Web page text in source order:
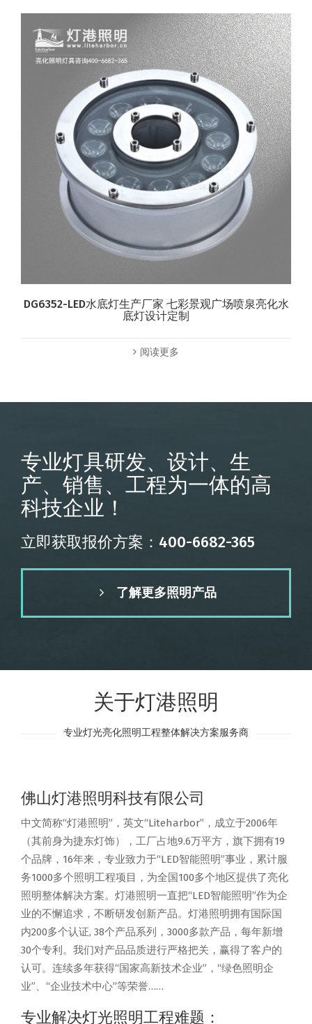
DG6352-LED水底灯生产厂家 七彩景观广场喷泉亮化水
底灯设计定制
阅读更多
专业灯具研发、设计、生
产、销售、工程为一体的高
科技企业！
立即获取报价方案：400-6682-365
了解更多照明产品
关于灯港照明
专业灯光亮化照明工程整体解决方案服务商
佛山灯港照明科技有限公司
中文简称“灯港照明”，英文“Liteharbor”，成立于2006年
（其前身为捷东灯饰），工厂占地9.6万平方，旗下拥有19
个品牌，16年来，专业致力于“LED智能照明”事业，累计服
务1000多个照明工程项目，为全国100多个地区提供了亮化
照明整体解决方案。灯港照明一直把“LED智能照明”作为企
业的不懈追求，不断研发创新产品。灯港照明拥有国际国
内200多个认证, 38个产品系列，3000多款产品，每年新增
30个专利。我们对产品品质进行严格把关，赢得了客户的
认可。连续多年获得“国家高新技术企业”，“绿色照明企
业”、“企业技术中心”等荣誉……
专业解决灯光照明工程难题：